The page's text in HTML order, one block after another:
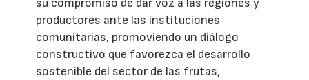
su compromiso de dar voz a las regiones y
productores ante las instituciones
comunitarias, promoviendo un diálogo
constructivo que favorezca el desarrollo
sostenible del sector de las frutas,